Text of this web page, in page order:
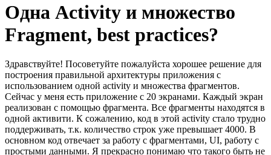
Одна Activity и множество
Fragment, best practices?
Здравствуйте! Посоветуйте пожалуйста хорошее решение для
построения правильной архитектуры приложения с
использованием одной activity и множества фрагментов.
Сейчас у меня есть приложение с 20 экранами. Каждый экран
реализован с помощью фрагмента. Все фрагменты находятся в
одной активити. К сожалению, код в этой activity стало трудно
поддерживать, т.к. количество строк уже превышает 4000. В
основном код отвечает за работу с фрагментами, UI, работу с
простыми данными. Я прекрасно понимаю что такого быть не